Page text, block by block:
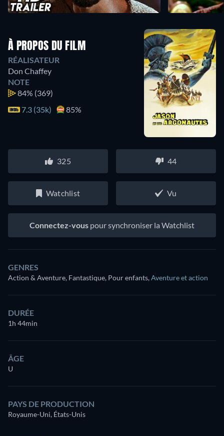
À PROPOS DU FILM
RÉALISATEUR
Don Chaffey
NOTE
84% (369)
7.3 (35k)
85%
325 44
Watchlist Vu
Connectez-vous pour synchroniser la Watchlist
GENRES
Action & Aventure, Fantastique, Pour enfants,Aventure et action
DURÉE
1h 44min
ÂGE
U
PAYS DE PRODUCTION
Royaume-Uni, États-Unis